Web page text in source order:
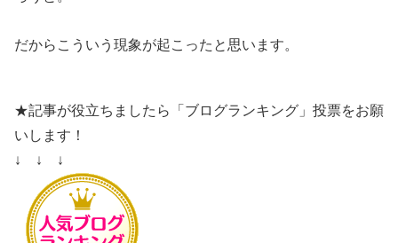
だからこういう現象が起こったと思います。
★記事が役立ちましたら「ブログランキング」投票をお願
いします！
↓ ↓ ↓